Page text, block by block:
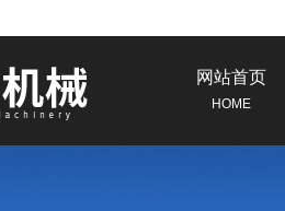
网站首页
HOME